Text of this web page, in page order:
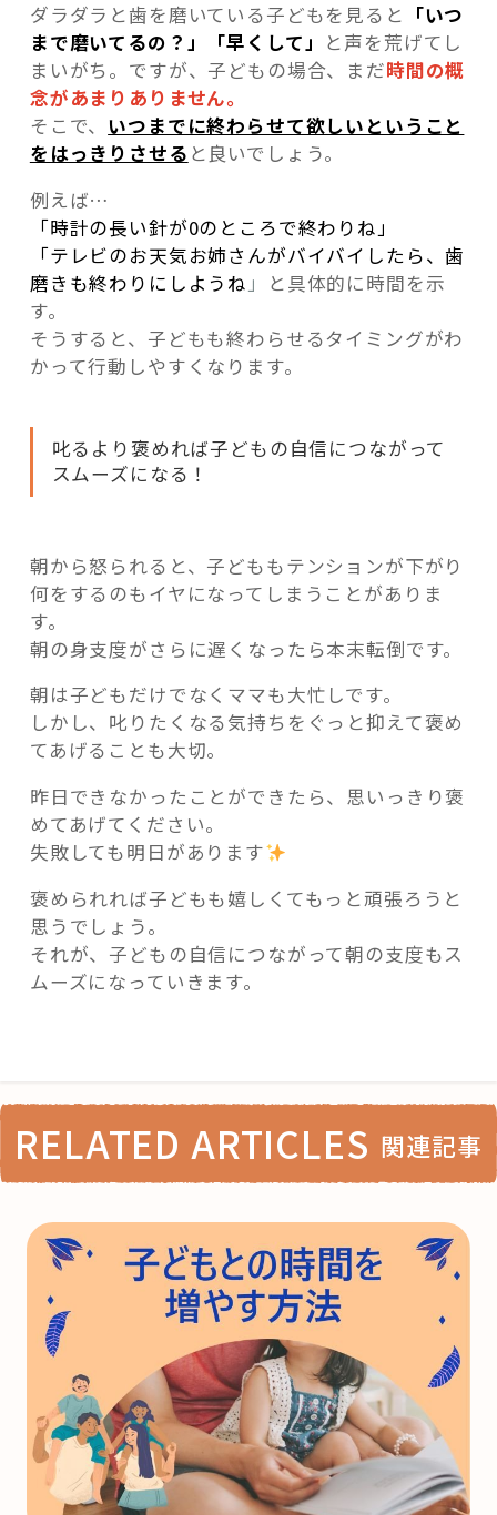
ダラダラと歯を磨いている子どもを見ると 「いつ
まで磨いてるの？」「早くして」 と声を荒げてし
まいがち。ですが、子どもの場合、まだ時間の概
念があまりありません。
そこで、 いつまでに終わらせて欲しいということ
をはっきりさせる と良いでしょう。
例えば…
「時計の長い針が0のところで終わりね」
「テレビのお天気お姉さんがバイバイしたら、歯
磨きも終わりにしようね 」
と具体的に時間を示
す。
そうすると、子どもも終わらせるタイミングがわ
かって行動しやすくなります。
叱るより褒めれば子どもの自信につながって
スムーズになる！
朝から怒られると、子どももテンションが下がり
何をするのもイヤになってしまうことがありま
す。
朝の身支度がさらに遅くなったら本末転倒です。
朝は子どもだけでなくママも大忙しです。
しかし、叱りたくなる気持ちをぐっと抑えて褒め
てあげることも大切。
昨日できなかったことができたら、思いっきり褒
めてあげてください。
失敗しても明日があります
褒められれば子どもも嬉しくてもっと頑張ろうと
思うでしょう。
それが、子どもの自信につながって朝の支度もス
ムーズになっていきます。
RELATED ARTICLES 関連記事